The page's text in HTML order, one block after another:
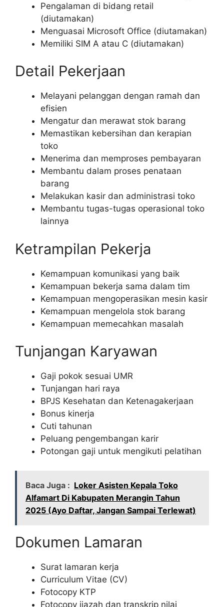
Pengalaman di bidang retail
(diutamakan)
Menguasai Microsoft Office (diutamakan)
Memiliki SIM A atau C (diutamakan)
Detail Pekerjaan
Melayani pelanggan dengan ramah dan
efisien
Mengatur dan merawat stok barang
Memastikan kebersihan dan kerapian
toko
Menerima dan memproses pembayaran
Membantu dalam proses penataan
barang
Melakukan kasir dan administrasi toko
Membantu tugas-tugas operasional toko
lainnya
Ketrampilan Pekerja
Kemampuan komunikasi yang baik
Kemampuan bekerja sama dalam tim
Kemampuan mengoperasikan mesin kasir
Kemampuan mengelola stok barang
Kemampuan memecahkan masalah
Tunjangan Karyawan
Gaji pokok sesuai UMR
Tunjangan hari raya
BPJS Kesehatan dan Ketenagakerjaan
Bonus kinerja
Cuti tahunan
Peluang pengembangan karir
Potongan gaji untuk mengikuti pelatihan
Baca Juga : Loker Asisten Kepala Toko
Alfamart Di Kabupaten Merangin Tahun
2025 (Ayo Daftar, Jangan Sampai Terlewat)
Dokumen Lamaran
Surat lamaran kerja
Curriculum Vitae (CV)
Fotocopy KTP
Fotocopy ijazah dan transkrip nilai